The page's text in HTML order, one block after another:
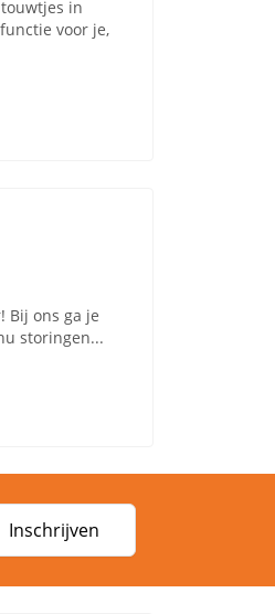
in
voor je,
Bij ons ga je
storingen...
Inschrijven